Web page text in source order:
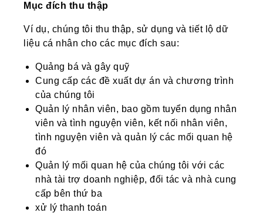
Mục đích thu thập
Ví dụ, chúng tôi thu thập, sử dụng và tiết lộ dữ
liệu cá nhân cho các mục đích sau:
Quảng bá và gây quỹ
Cung cấp các đề xuất dự án và chương trình
của chúng tôi
Quản lý nhân viên, bao gồm tuyển dụng nhân
viên và tình nguyện viên, kết nối nhân viên,
tình nguyện viên và quản lý các mối quan hệ
đó
Quản lý mối quan hệ của chúng tôi với các
nhà tài trợ doanh nghiệp, đối tác và nhà cung
cấp bên thứ ba
xử lý thanh toán